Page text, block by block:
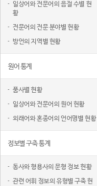
일상어와 전문어의 음절 수별 현
황
전문어의 전문 분야별 현황
방언의 지역별 현황
원어 통계
품사별 현황
일상어와 전문어의 원어 현황
외래어와 혼종어의 언어명별 현황
정보별 구축 통계
동사와 형용사의 문형 정보 현황
관련 어휘 정보의 유형별 구축 현